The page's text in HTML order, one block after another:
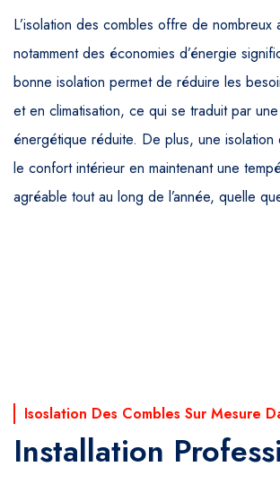
L’isolation des combles offre de nombreux
notamment des économies d’énergie
bonne isolation permet de réduire les
et en climatisation, ce qui se traduit par
énergétique réduite. De plus, une isolation
le confort intérieur en maintenant une
agréable tout au long de l’année, quelle
Isoslation Des Combles Sur Mesure
Installation